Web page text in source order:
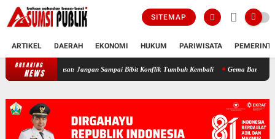
SITEMAP
ARTIKEL DAERAH EKONOMI HUKUM PARIWISATA
BREAKING
NEWS 21 Tahun Damai Aceh, JASA Bireuen Ingatkan Pemerintah Pusat: Jangan